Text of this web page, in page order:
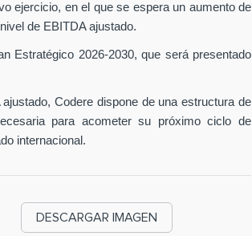
ejercicio, en el que se espera un aumento de
de EBITDA ajustado.
Estratégico 2026-2030, que será presentado
Codere dispone de una estructura de
para acometer su próximo ciclo de
internacional.
DESCARGAR IMAGEN